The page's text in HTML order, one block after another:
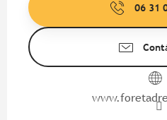
06 31